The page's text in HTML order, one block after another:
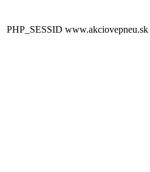
PHP_SESSID www.akciovepneu.sk